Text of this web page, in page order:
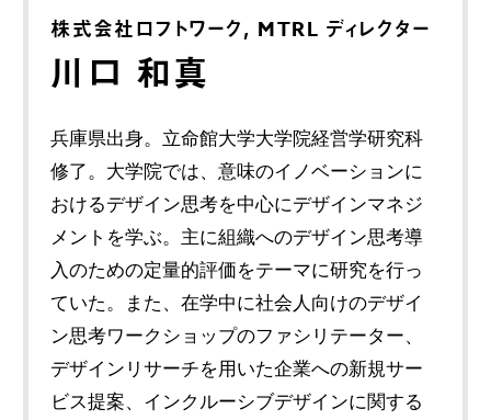
株式会社ロフトワーク, MTRL ディレクター
川口 和真
兵庫県出身。立命館大学大学院経営学研究科
修了。大学院では、意味のイノベーションに
おけるデザイン思考を中心にデザインマネジ
メントを学ぶ。主に組織へのデザイン思考導
入のための定量的評価をテーマに研究を行っ
ていた。また、在学中に社会人向けのデザイ
ン思考ワークショップのファシリテーター、
デザインリサーチを用いた企業への新規サー
ビス提案、インクルーシブデザインに関する